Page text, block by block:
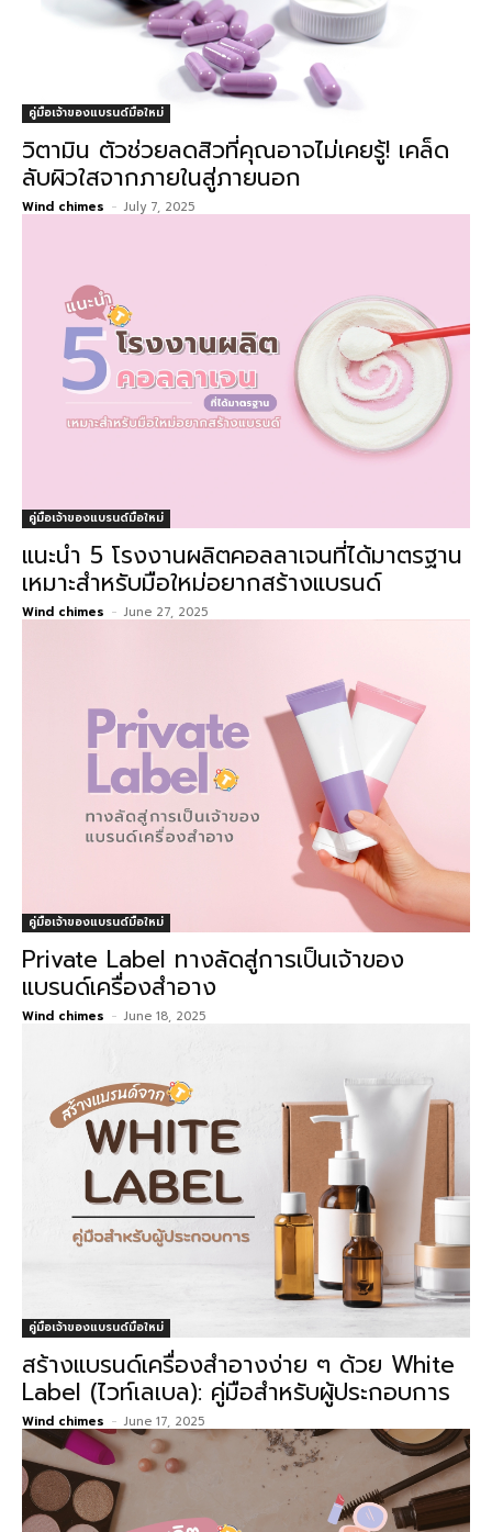
คู่มือเจ้าของแบรนด์มือใหม่
วิตามิน ตัวช่วยลดสิวที่คุณอาจไม่เคยรู้! เคล็ด
ลับผิวใสจากภายในสู่ภายนอก
Wind chimes - July 7, 2025
คู่มือเจ้าของแบรนด์มือใหม่
แนะนำ 5 โรงงานผลิตคอลลาเจนที่ได้มาตรฐาน
เหมาะสำหรับมือใหม่อยากสร้างแบรนด์
Wind chimes - June 27, 2025
คู่มือเจ้าของแบรนด์มือใหม่
Private Label ทางลัดสู่การเป็นเจ้าของ
แบรนด์เครื่องสำอาง
Wind chimes - June 18, 2025
คู่มือเจ้าของแบรนด์มือใหม่
สร้างแบรนด์เครื่องสำอางง่าย ๆ ด้วย White
Label (ไวท์เลเบล): คู่มือสำหรับผู้ประกอบการ
Wind chimes - June 17, 2025